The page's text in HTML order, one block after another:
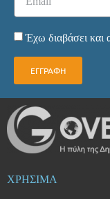
Έχω διαβάσει και
ΕΓΓΡΑΦΗ
ΧΡΗΣΙΜΑ